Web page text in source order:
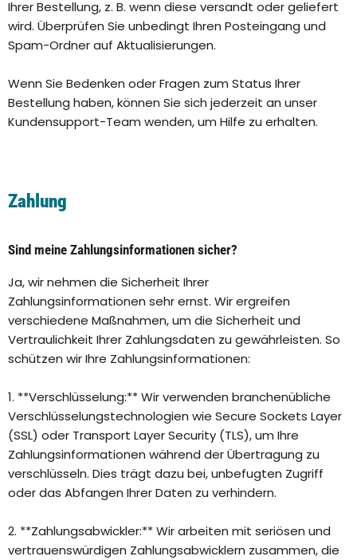
Ihrer Bestellung, z. B. wenn diese versandt oder geliefert
wird. Überprüfen Sie unbedingt Ihren Posteingang und
Spam-Ordner auf Aktualisierungen.
Wenn Sie Bedenken oder Fragen zum Status Ihrer
Bestellung haben, können Sie sich jederzeit an unser
Kundensupport-Team wenden, um Hilfe zu erhalten.
Zahlung
Sind meine Zahlungsinformationen sicher?
Ja, wir nehmen die Sicherheit Ihrer
Zahlungsinformationen sehr ernst. Wir ergreifen
verschiedene Maßnahmen, um die Sicherheit und
Vertraulichkeit Ihrer Zahlungsdaten zu gewährleisten. So
schützen wir Ihre Zahlungsinformationen:
1. **Verschlüsselung:** Wir verwenden branchenübliche
Verschlüsselungstechnologien wie Secure Sockets Layer
(SSL) oder Transport Layer Security (TLS), um Ihre
Zahlungsinformationen während der Übertragung zu
verschlüsseln. Dies trägt dazu bei, unbefugten Zugriff
oder das Abfangen Ihrer Daten zu verhindern.
2. **Zahlungsabwickler:** Wir arbeiten mit seriösen und
vertrauenswürdigen Zahlungsabwicklern zusammen, die